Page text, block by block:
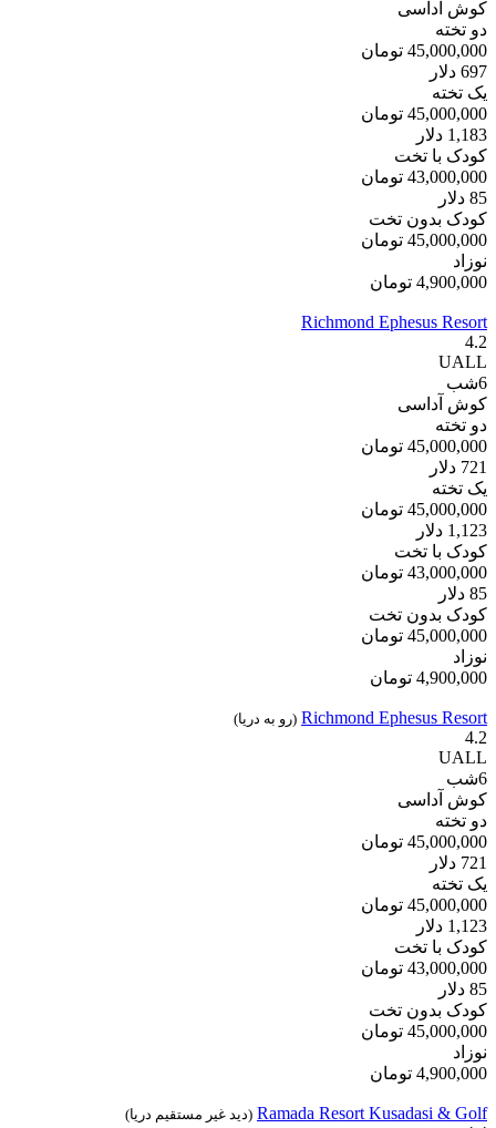
کوش آداسی
دو تخته
45,000,000 تومان
697 دلار
یک تخته
45,000,000 تومان
1,183 دلار
کودک با تخت
43,000,000 تومان
85 دلار
کودک بدون تخت
45,000,000 تومان
نوزاد
4,900,000 تومان
Richmond Ephesus Resort
4.2
UALL
6شب
کوش آداسی
دو تخته
45,000,000 تومان
721 دلار
یک تخته
45,000,000 تومان
1,123 دلار
کودک با تخت
43,000,000 تومان
85 دلار
کودک بدون تخت
45,000,000 تومان
نوزاد
4,900,000 تومان
Richmond Ephesus Resort (رو به دریا)
4.2
UALL
6شب
کوش آداسی
دو تخته
45,000,000 تومان
721 دلار
یک تخته
45,000,000 تومان
1,123 دلار
کودک با تخت
43,000,000 تومان
85 دلار
کودک بدون تخت
45,000,000 تومان
نوزاد
4,900,000 تومان
Ramada Resort Kusadasi & Golf (دید غیر مستقیم دریا)